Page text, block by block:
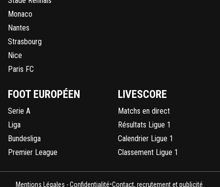
Monaco
Nantes
Strasbourg
Nice
Paris FC
FOOT EUROPÉEN
Serie A
Liga
Bundesliga
Premier League
LIVESCORE
Matchs en direct
Résultats Ligue 1
Calendrier Ligue 1
Classement Ligue 1
Mentions Légales - Confidentialité•Contact, recrutement et publicité